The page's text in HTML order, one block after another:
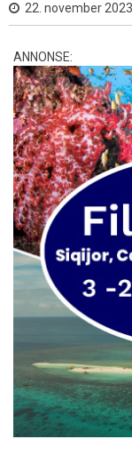
22. november 2023
ANNONSE: